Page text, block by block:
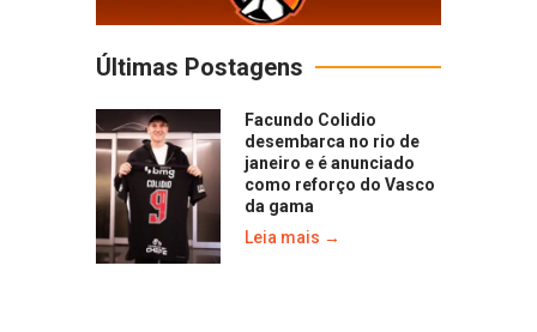
Últimas Postagens
Facundo Colidio
desembarca no rio de
janeiro e é anunciado
como reforço do Vasco
da gama
Leia mais →